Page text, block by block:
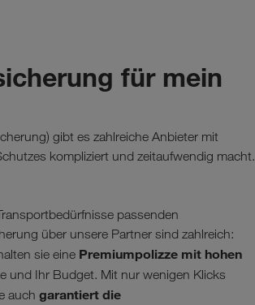
für mein
gibt es zahlreiche Anbieter mit
kompliziert und zeitaufwendig macht.
passenden
über unsere Partner sind zahlreich:
sie eine Premiumpolizze mit hohen
und Ihr Budget. Mit nur wenigen Klicks
auch garantiert die